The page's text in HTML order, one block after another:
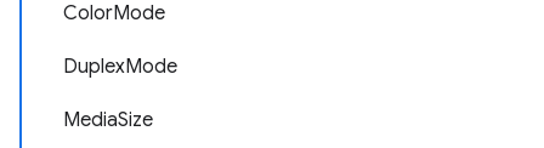
ColorMode
DuplexMode
MediaSize